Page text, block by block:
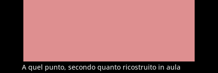
A quel punto, secondo quanto ricostruito in aula